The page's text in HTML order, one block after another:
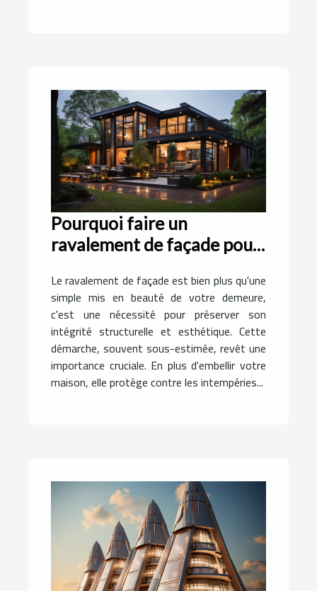
Pourquoi faire un
ravalement de façade pour
Le ravalement de façade est bien plus qu'une
simple mis en beauté de votre demeure,
c'est une nécessité pour préserver son
intégrité structurelle et esthétique. Cette
démarche, souvent sous-estimée, revêt une
importance cruciale. En plus d'embellir votre
maison, elle protège contre les intempéries...